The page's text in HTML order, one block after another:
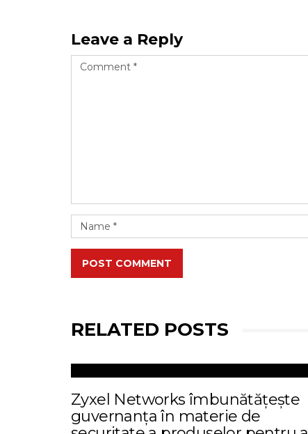
Leave a Reply
POST COMMENT
RELATED POSTS
Zyxel Networks îmbunătățește
guvernanța în materie de